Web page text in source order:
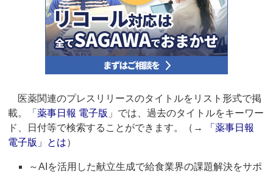
医薬関連のプレスリリースのタイトルをリスト形式で掲
載。「薬事日報 電子版 」では、過去のタイトルをキーワー
ド、日付等で検索することができます。（→
「薬事日報
電子版」とは）
～AIを活用した献立生成で給食業界の課題解決をサポ